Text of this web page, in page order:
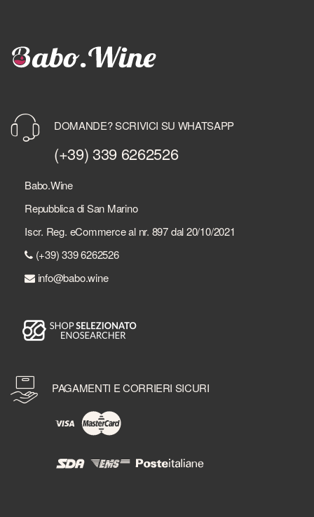
DOMANDE? SCRIVICI SU WHATSAPP
(+39) 339 6262526
Babo.Wine
Repubblica di San Marino
Iscr. Reg. eCommerce al nr. 897 dal 20/10/2021
(+39) 339 6262526
info@babo.wine
PAGAMENTI E CORRIERI SICURI